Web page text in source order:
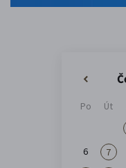
Po Út
6
7